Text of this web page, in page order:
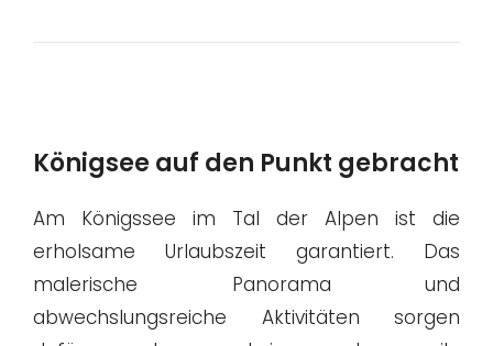
Königsee auf den Punkt gebracht
Am Königssee im Tal der Alpen ist die
erholsame Urlaubszeit garantiert. Das
malerische Panorama und
abwechslungsreiche Aktivitäten sorgen